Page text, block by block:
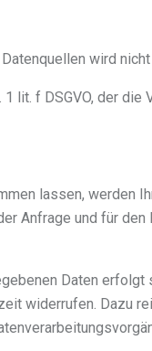
wird
lit. f DSGVO, der
lassen, werden
Anfrage und für
Daten
widerrufen. Dazu